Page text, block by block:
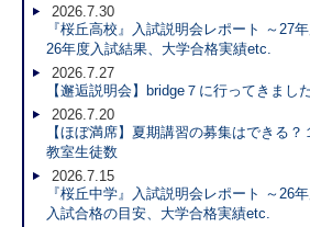
2026.7.30
『桜丘高校』入試説明会レポート ～27
26年度入試結果、大学合格実績etc.
2026.7.27
【邂逅説明会】bridge７に行ってきまし
2026.7.20
【ほぼ満席】夏期講習の募集はできる
教室生徒数
2026.7.15
『桜丘中学』入試説明会レポート ～26
入試合格の目安、大学合格実績etc.